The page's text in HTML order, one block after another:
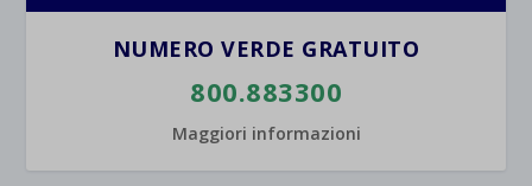
NUMERO VERDE GRATUITO
800.883300
Maggiori informazioni